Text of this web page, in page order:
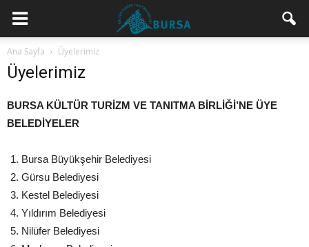
Ana Sayfa Üyelerimiz
Üyelerimiz
BURSA KÜLTÜR TURİZM VE TANITMA BİRLİĞİ’NE ÜYE
BELEDİYELER
Bursa Büyükşehir Belediyesi
Gürsu Belediyesi
Kestel Belediyesi
Yıldırım Belediyesi
Nilüfer Belediyesi